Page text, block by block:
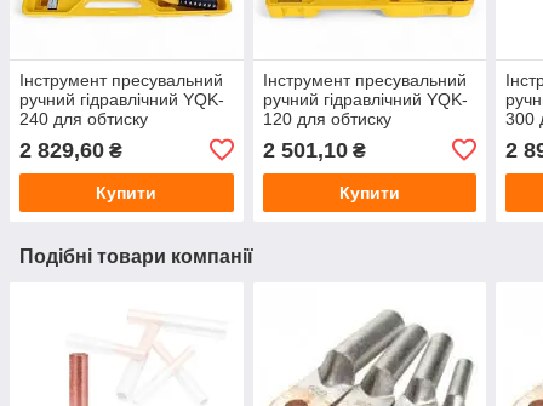
Інструмент пресувальний
ручний гідравлічний YQK-
240 для обтиску
16–240 мм²
2 829,60 ₴
Купити
Інструмент пресувальний
ручний гідравлічний YQK-
120 для обтиску
кабельних наконечників
10–120 мм²
2 501,10₴
Купити
300
2
Подібні товари компанії